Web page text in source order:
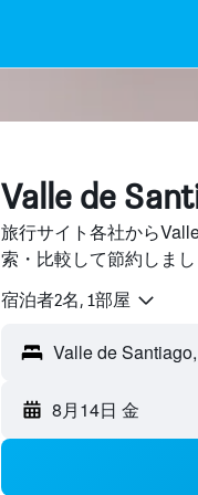
Valle de
旅行サイト各社から
索・比較して節約しまし
宿泊者2名, 1​部屋
8月14日 金